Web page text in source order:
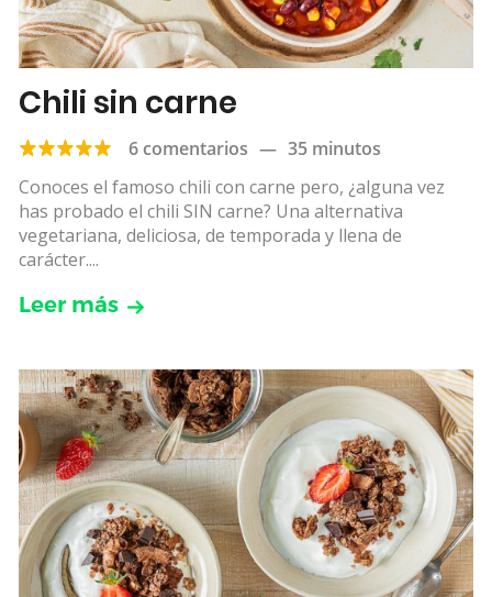
Chili sin carne
6 comentarios — 35 minutos
Conoces el famoso chili con carne pero, ¿alguna vez
has probado el chili SIN carne? Una alternativa
vegetariana, deliciosa, de temporada y llena de
carácter....
Leer más